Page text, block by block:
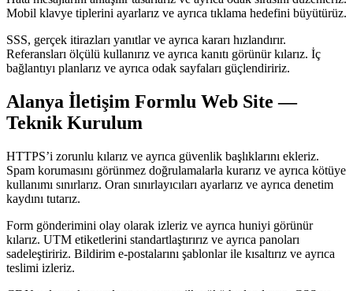
Mobil klavye tiplerini ayarlarız ve ayrıca tıklama hedefini büyütürüz.
SSS, gerçek itirazları yanıtlar ve ayrıca kararı hızlandırır.
Referansları ölçülü kullanırız ve ayrıca kanıtı görünür kılarız. İç
bağlantıyı planlarız ve ayrıca odak sayfaları güçlendiririz.
Alanya İletişim Formlu Web Site —
Teknik Kurulum
HTTPS’i zorunlu kılarız ve ayrıca güvenlik başlıklarını ekleriz.
Spam korumasını görünmez doğrulamalarla kurarız ve ayrıca kötüye
kullanımı sınırlarız. Oran sınırlayıcıları ayarlarız ve ayrıca denetim
kaydını tutarız.
Form gönderimini olay olarak izleriz ve ayrıca huniyi görünür
kılarız. UTM etiketlerini standartlaştırırız ve ayrıca panoları
sadeleştiririz. Bildirim e-postalarını şablonlar ile kısaltırız ve ayrıca
teslimi izleriz.